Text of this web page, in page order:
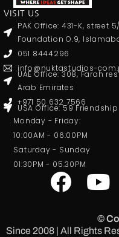
VISIT US
PAK Office: 431-K, street
Foundation O.9,
051 8444296
info@nuktastudios-
UAE Office: 308, Farah
Arab Emirates
+971 50 632 7566
USA Office: 59
Monday - Friday:
10:00AM - 06:00PM
Saturday - Sunday
01:30PM - 05:30PM
©
Since 2008 | All Rights